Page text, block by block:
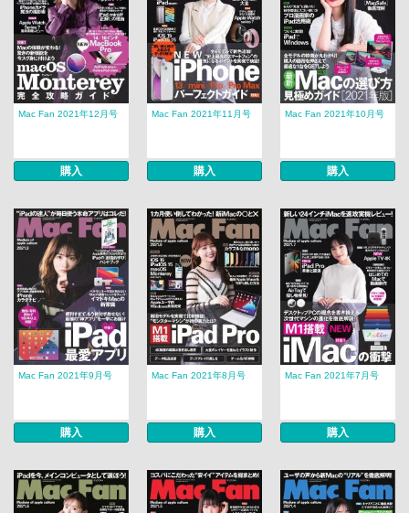
Mac Fan 2021年12月号
購入
Mac Fan 2021年11月号
購入
Mac Fan 2021年10月号
購入
Mac Fan 2021年9月号
購入
Mac Fan 2021年8月号
購入
Mac Fan 2021年7月号
購入